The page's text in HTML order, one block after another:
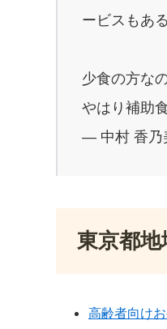
ービスもあ
少食の方な
やはり補助
— 中村 香乃
東京都
高齢者向け